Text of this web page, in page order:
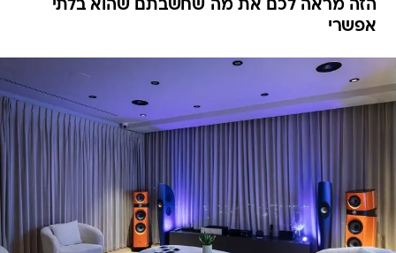
הזה מראה לכם את מה שחשבתם שהוא בלתי
אפשרי